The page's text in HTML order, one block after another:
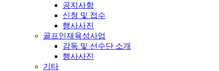
공지사항
신청 및 접수
행사사진
골프인재육성사업
감독 및 선수단 소개
행사사진
기타